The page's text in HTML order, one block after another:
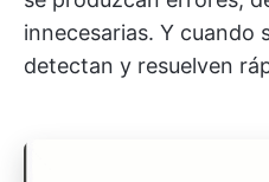
innecesarias. Y cuando
detectan y resuelven